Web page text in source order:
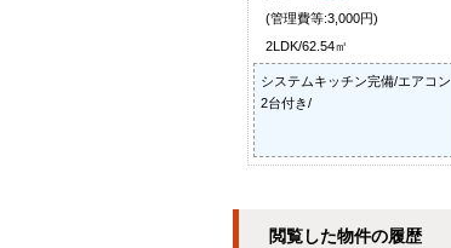
(管理費等:3,000円)
2LDK/62.54㎡
システムキッチン完備/エアコン
2台付き/
閲覧した物件の履歴